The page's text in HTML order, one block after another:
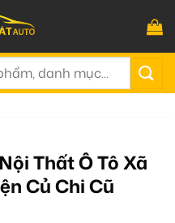
Thất Ô Tô Xã
Củ Chi Cũ